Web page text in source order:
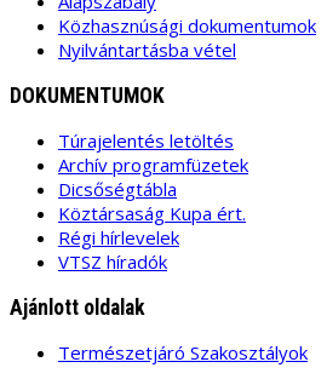
Közhasznúsági dokumentumok
Nyilvántartásba vétel
DOKUMENTUMOK
Túrajelentés letöltés
Archív programfüzetek
Dicsőségtábla
Köztársaság Kupa ért.
Régi hírlevelek
VTSZ híradók
Ajánlott oldalak
Természetjáró Szakosztályok